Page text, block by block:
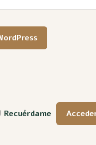
Recuérdame